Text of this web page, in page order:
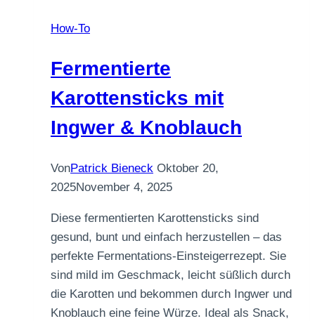
How-To
Fermentierte
Karottensticks mit
Ingwer & Knoblauch
VonPatrick Bieneck Oktober 20,
2025November 4, 2025
Diese fermentierten Karottensticks sind
gesund, bunt und einfach herzustellen – das
perfekte Fermentations-Einsteigerrezept. Sie
sind mild im Geschmack, leicht süßlich durch
die Karotten und bekommen durch Ingwer und
Knoblauch eine feine Würze. Ideal als Snack,